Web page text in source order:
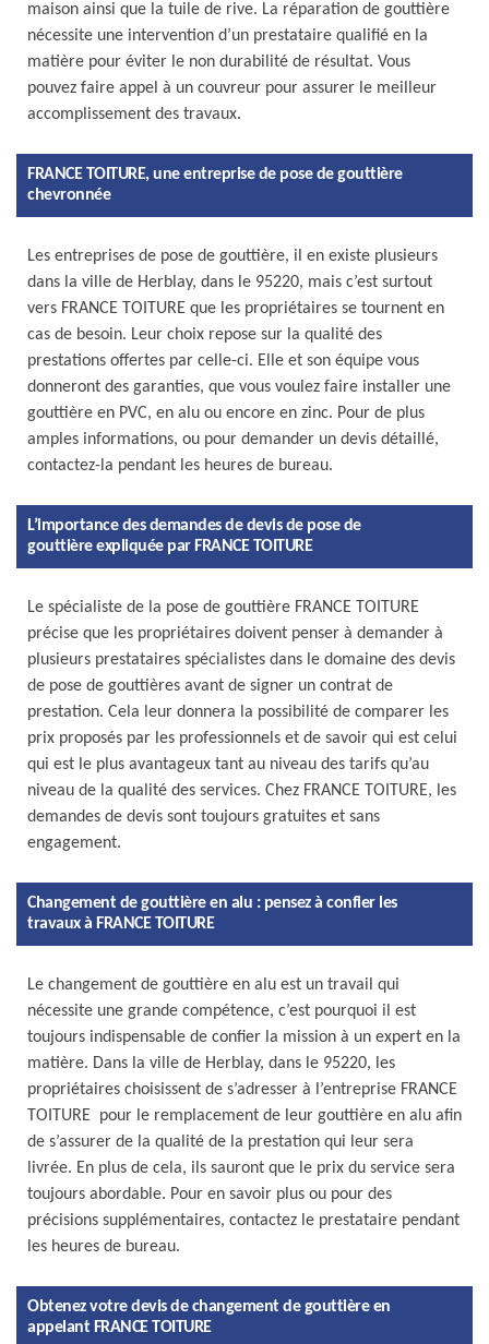
maison ainsi que la tuile de rive. La réparation de gouttière
nécessite une intervention d’un prestataire qualifié en la
matière pour éviter le non durabilité de résultat. Vous
pouvez faire appel à un couvreur pour assurer le meilleur
accomplissement des travaux.
FRANCE TOITURE, une entreprise de pose de gouttière
chevronnée
Les entreprises de pose de gouttière, il en existe plusieurs
dans la ville de Herblay, dans le 95220, mais c’est surtout
vers FRANCE TOITURE que les propriétaires se tournent en
cas de besoin. Leur choix repose sur la qualité des
prestations offertes par celle-ci. Elle et son équipe vous
donneront des garanties, que vous voulez faire installer une
gouttière en PVC, en alu ou encore en zinc. Pour de plus
amples informations, ou pour demander un devis détaillé,
contactez-la pendant les heures de bureau.
L’importance des demandes de devis de pose de
gouttière expliquée par FRANCE TOITURE
Le spécialiste de la pose de gouttière FRANCE TOITURE
précise que les propriétaires doivent penser à demander à
plusieurs prestataires spécialistes dans le domaine des devis
de pose de gouttières avant de signer un contrat de
prestation. Cela leur donnera la possibilité de comparer les
prix proposés par les professionnels et de savoir qui est celui
qui est le plus avantageux tant au niveau des tarifs qu’au
niveau de la qualité des services. Chez FRANCE TOITURE, les
demandes de devis sont toujours gratuites et sans
engagement.
Changement de gouttière en alu : pensez à confier les
travaux à FRANCE TOITURE
Le changement de gouttière en alu est un travail qui
nécessite une grande compétence, c’est pourquoi il est
toujours indispensable de confier la mission à un expert en la
matière. Dans la ville de Herblay, dans le 95220, les
propriétaires choisissent de s’adresser à l’entreprise FRANCE
TOITURE pour le remplacement de leur gouttière en alu afin
de s’assurer de la qualité de la prestation qui leur sera
livrée. En plus de cela, ils sauront que le prix du service sera
toujours abordable. Pour en savoir plus ou pour des
précisions supplémentaires, contactez le prestataire pendant
les heures de bureau.
Obtenez votre devis de changement de gouttière en
appelant FRANCE TOITURE